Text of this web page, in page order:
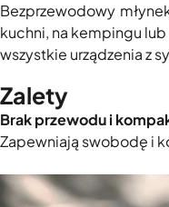
Bezprzewodowy
kuchni, na kempingu
wszystkie urządzenia z
Zalety
Brak przewodu i
Zapewniają swobodę i